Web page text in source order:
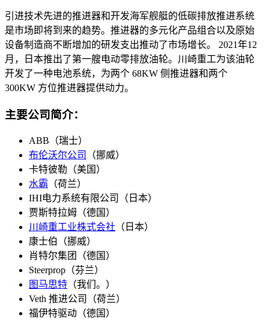
引进技术先进的推进器和开发海军舰艇的低碳排放推进系统
是市场即将到来的趋势。推进器的多元化产品组合以及原始
设备制造商不断增加的研发支出推动了市场增长。 2021年12
月，日本推出了第一艘电动零排放油轮。川崎重工为该油轮
开发了一种电池系统，为两个 68KW 侧推进器和两个
300KW 方位推进器提供动力。
主要公司简介：
ABB（瑞士）
布伦沃尔公司
（挪威）
卡特彼勒（美国）
水霸 （荷兰）
IHI电力系统有限公司（日本）
贾斯特拉姆（德国）
川崎重工业株式会社 （日本）
康士伯（挪威）
肖特尔集团（德国）
Steerprop（芬兰）
图马思特 （我们。）
Veth 推进公司（荷兰）
福伊特驱动（德国）